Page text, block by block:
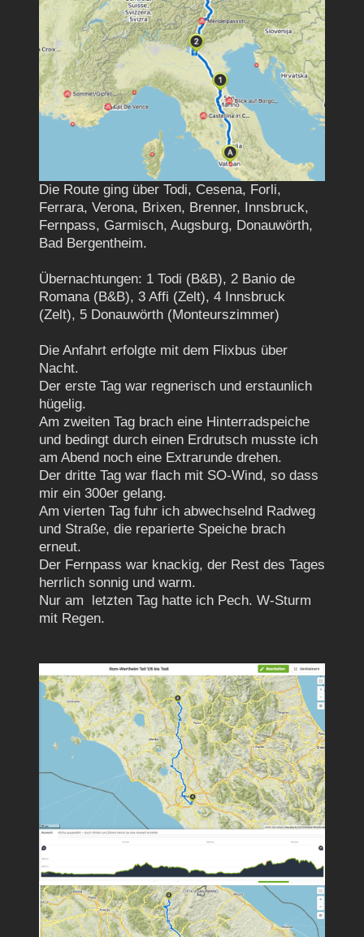
Die Route ging über Todi, Cesena, Forli,
Ferrara, Verona, Brixen, Brenner, Innsbruck,
Fernpass, Garmisch, Augsburg, Donauwörth,
Bad Bergentheim.
Übernachtungen: 1 Todi (B&B), 2 Banio de
Romana (B&B), 3 Affi (Zelt), 4 Innsbruck
(Zelt), 5 Donauwörth (Monteurszimmer)
Die Anfahrt erfolgte mit dem Flixbus über
Nacht.
Der erste Tag war regnerisch und erstaunlich
hügelig.
Am zweiten Tag brach eine Hinterradspeiche
und bedingt durch einen Erdrutsch musste ich
am Abend noch eine Extrarunde drehen.
Der dritte Tag war flach mit SO-Wind, so dass
mir ein 300er gelang.
Am vierten Tag fuhr ich abwechselnd Radweg
und Straße, die reparierte Speiche brach
erneut.
Der Fernpass war knackig, der Rest des Tages
herrlich sonnig und warm.
Nur am letzten Tag hatte ich Pech. W-Sturm
mit Regen.